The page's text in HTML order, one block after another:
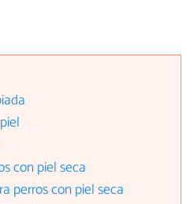
con piel seca
perros con piel seca